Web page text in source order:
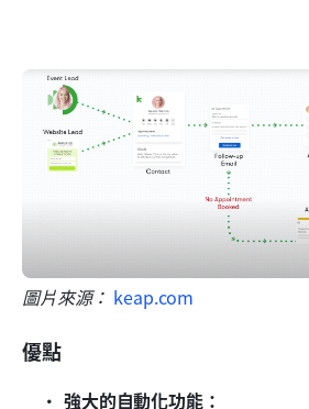
圖片來源： keap.com
優點
強大的自動化功能：